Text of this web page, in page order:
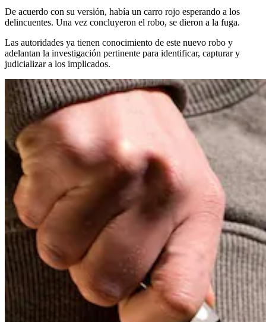
De acuerdo con su versión, había un carro rojo esperando a los
delincuentes. Una vez concluyeron el robo, se dieron a la fuga.
Las autoridades ya tienen conocimiento de este nuevo robo y
adelantan la investigación pertinente para identificar, capturar y
judicializar a los implicados.